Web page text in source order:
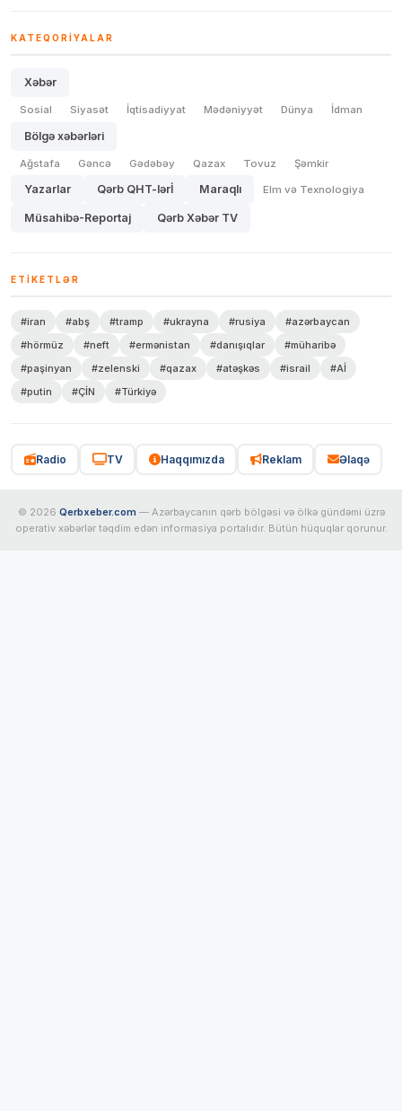
KATEQORIYALAR
Xəbər
Sosial Siyasət İqtisadiyyat Mədəniyyət Dünya İdman
Bölgə xəbərləri
Ağstafa Gəncə Gədəbəy Qazax Tovuz Şəmkir
Yazarlar Qərb QHT-lərİ Maraqlı Elm və Texnologiya
Müsahibə-Reportaj Qərb Xəbər TV
ETIKETLƏR
#iran #abş #tramp #ukrayna #rusiya
#azərbaycan
#hörmüz
#neft #ermənistan #danışıqlar
#müharibə
#paşinyan
#zelenski #qazax #atəşkəs #israil
#Aİ
#putin
#ÇİN #Türkiyə
Radio TV Haqqımızda Reklam Əlaqə
© 2026 Qerbxeber.com — Azərbaycanın qərb bölgəsi və ölkə gündəmi üzrə
operativ xəbərlər təqdim edən informasiya portalıdır. Bütün hüquqlar qorunur.